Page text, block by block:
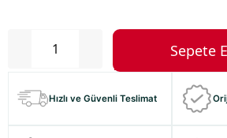
Hızlı ve Güvenli Teslimat